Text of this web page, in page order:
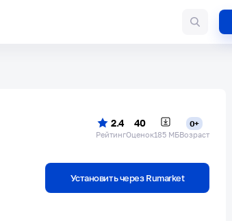
2.4
Рейтинг
40
Оценок185 МБ
0+
Возраст
Установить через Rumarket